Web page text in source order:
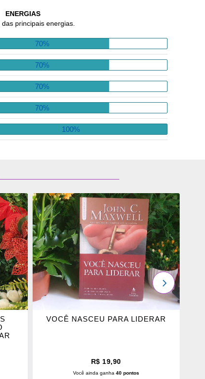
ENERGIAS
principais energias.
70%
70%
70%
70%
100%
ADICIONAR
OS
FAVORITOS
VOCÊ NASCEU PARA LIDERAR
R$ 19,90
Você ainda ganha 40 pontos
PRÓXIMO